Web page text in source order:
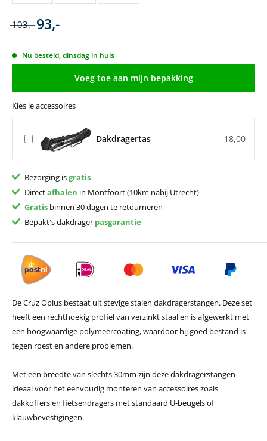
103,- 93,-
Nu besteld, dinsdag in huis
Voeg toe aan mijn bepakking
Kies je accessoires
Dakdragertas 18,00
Bezorging isgratis
Directafhalen in Montfoort (10km nabij Utrecht)
Gratisbinnen 30 dagen te retourneren
Bepakt's dakdrager pasgarantie
De Cruz Oplus bestaat uit stevige stalen dakdragerstangen. Deze set
heeft een rechthoekig profiel van verzinkt staal en is afgewerkt met
een hoogwaardige polymeercoating, waardoor hij goed bestand is
tegen roest en andere problemen.
Met een breedte van slechts 30mm zijn deze dakdragerstangen
ideaal voor het eenvoudig monteren van accessoires zoals
dakkoffers en fietsendragers met standaard U-beugels of
klauwbevestigingen.